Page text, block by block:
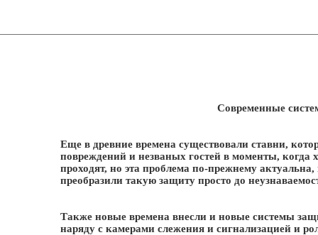
Современные
Еще в древние времена существовали ставни,
повреждений и незваных гостей в моменты, когда
проходят, но эта проблема по-прежнему
преобразили такую защиту просто до
Также новые времена внесли и новые системы
наряду с камерами слежения и сигнализацией и